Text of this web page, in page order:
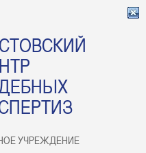
УЧРЕЖДЕНИЕ